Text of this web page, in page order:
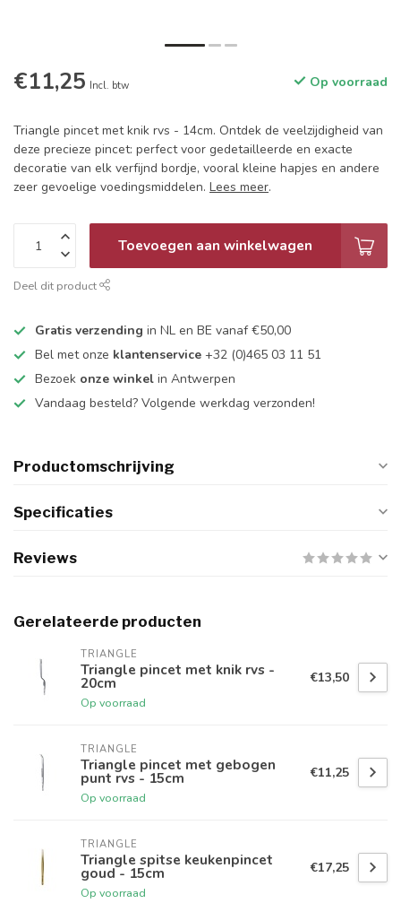
€11,25 Incl. btw Op voorraad
Triangle pincet met knik rvs - 14cm. Ontdek de veelzijdigheid van
deze precieze pincet: perfect voor gedetailleerde en exacte
decoratie van elk verfijnd bordje, vooral kleine hapjes en andere
zeer gevoelige voedingsmiddelen. Lees meer.
Toevoegen aan winkelwagen
Deel dit product
Gratis verzending in NL en BE vanaf €50,00
Bel met onze klantenservice +32 (0)465 03 11 51
Bezoek onze winkel in Antwerpen
Vandaag besteld? Volgende werkdag verzonden!
Productomschrijving
Specificaties
Reviews
Gerelateerde producten
TRIANGLE
Triangle pincet met knik rvs -
20cm
Op voorraad
€13,50
TRIANGLE
Triangle pincet met gebogen
punt rvs - 15cm
Op voorraad
€11,25
TRIANGLE
Triangle spitse keukenpincet
goud - 15cm
Op voorraad
€17,25